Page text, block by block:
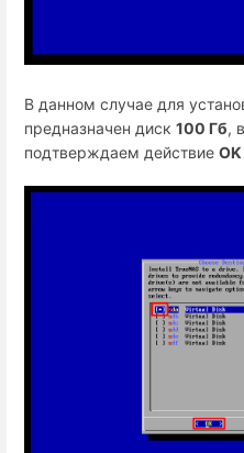
В данном случае для
предназначен диск 100 Гб,
подтверждаем действие OK